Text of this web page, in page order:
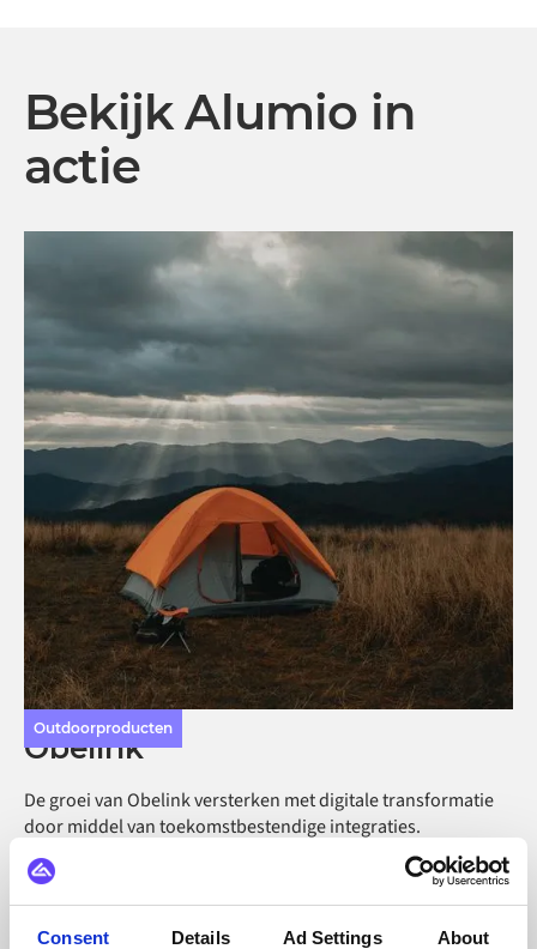
Consent Details Ad Settings About
Bekijk Alumio in
actie
Outdoorproducten
Obelink
De groei van Obelink versterken met digitale transformatie
door middel van toekomstbestendige integraties.
Kleding en accessoires